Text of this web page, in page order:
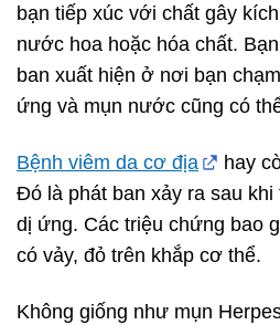
bạn tiếp xúc với chất gây
nước hoa hoặc hóa chất.
ban xuất hiện ở nơi bạn
ứng và mụn nước cũng có
Bệnh viêm da cơ địa
hay
Đó là phát ban xảy ra sau
dị ứng. Các triệu chứng bao
có vảy, đỏ trên khắp cơ thể.
Không giống như mụn